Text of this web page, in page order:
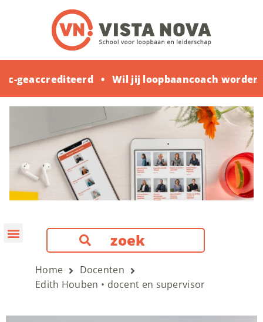
geaccrediteerd Wil jij loopbaancoach
Home
Docenten
Edith Houben • docent en supervisor